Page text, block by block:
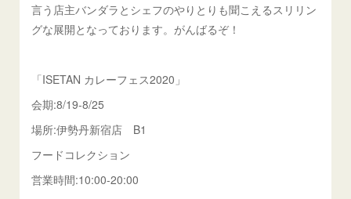
言う店主バンダラとシェフのやりとりも聞こえるスリリン
グな展開となっております。がんばるぞ！
「ISETAN カレーフェス2020」
会期:8/19-8/25
場所:伊勢丹新宿店 B1
フードコレクション
営業時間:10:00-20:00